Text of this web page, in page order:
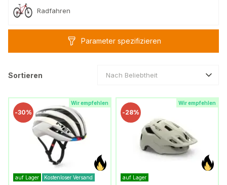
Radfahren
Parameter spezifizieren
Sortieren Nach Beliebtheit
Wir empfehlen
-30%
auf Lager Kostenloser Versand
Wir empfehlen
-28%
auf Lager